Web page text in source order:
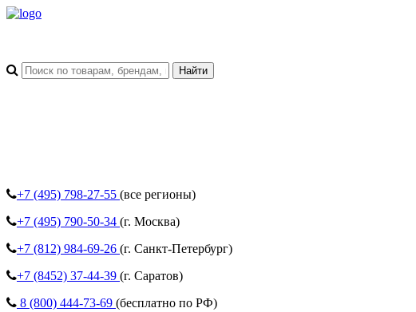
+7 (495) 798-27-55 (все регионы)
+7 (495) 790-50-34 (г. Москва)
+7 (812) 984-69-26 (г. Санкт-Петербург)
+7 (8452) 37-44-39 (г. Саратов)
8 (800) 444-73-69 (бесплатно по РФ)